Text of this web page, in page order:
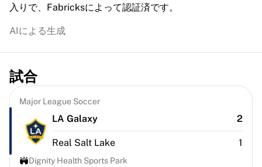
シャーロット・ホーネッツ
LAクリッパーズ
バスケットボールをすべて表示
トップNBAチーム
シャーロット・ホーネッツ
シカゴ・ブルズ
ポートランド・トレイルブレイザーズ
LAクリッパーズ
NBAをすべて表示
入りで、Fabricksによって認証済です。
AIによる生成
試合
Major League Soccer
LA Galaxy 2
Real Salt Lake 1
Dignity Health Sports Park